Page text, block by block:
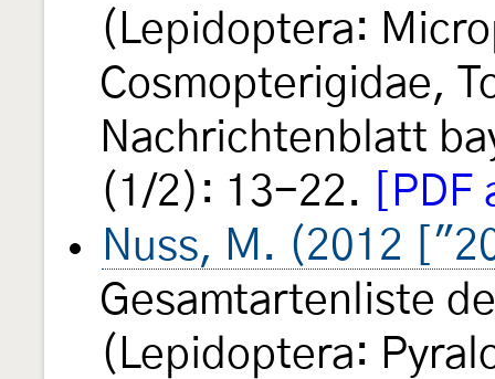
(Lepidoptera:
Cosmopterigidae,
Nachrichtenblatt
(1/2): 13-22.
Nuss, M. (2012
Gesamtartenliste
(Lepidoptera: